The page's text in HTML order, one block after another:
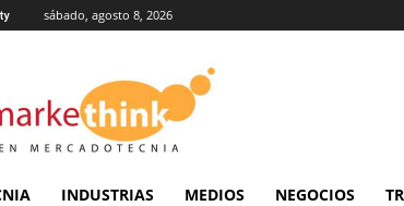
sábado, agosto 8, 2026
Markethink
INDUSTRIAS MEDIOS NEGOCIOS